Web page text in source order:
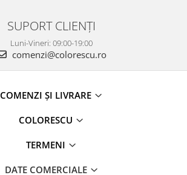
SUPORT CLIENȚI
Luni-Vineri: 09:00-19:00
comenzi@colorescu.ro
COMENZI ȘI LIVRARE
COLORESCU
TERMENI
DATE COMERCIALE